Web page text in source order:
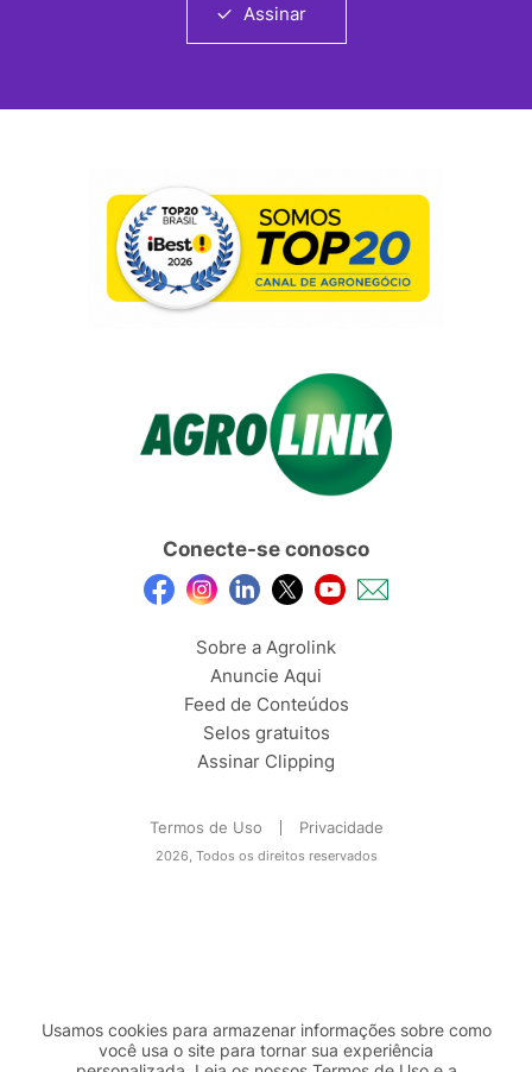
Assinar
Conecte-se conosco
Sobre a Agrolink
Anuncie Aqui
Feed de Conteúdos
Selos gratuitos
Assinar Clipping
Termos de Uso Privacidade
2026, Todos os direitos reservados
Usamos cookies para armazenar informações sobre como
você usa o site para tornar sua experiência